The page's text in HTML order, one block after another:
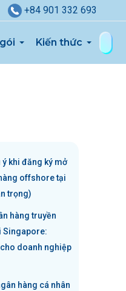
+84 901 332 693
Kiến thức
khi đăng ký mở
offshore tại
trọng)
hàng truyền
Singapore:
doanh nghiệp
hàng cá nhân